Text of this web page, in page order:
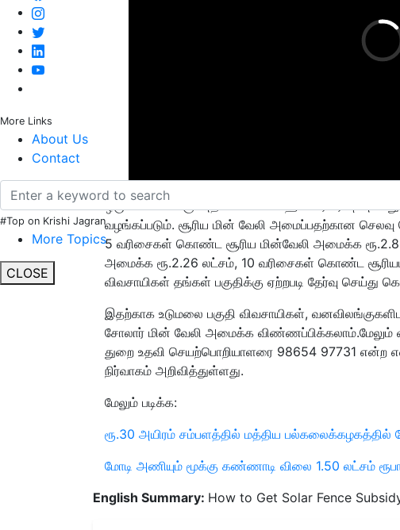
More Links
About Us
Contact
#Top on Krishi Jagran
More Topics
CLOSE
ஒரு விவசாயிக்கு அதிகபட்சம் 2 ஹெக்டேர் பரப்பு
வழங்கப்படும். சூரிய மின் வேலி அமைப்பதற்கான
5 வரிசைகள் கொண்ட சூரிய மின்வேலி அமைக்க
அமைக்க ரூ.2.26 லட்சம், 10 வரிசைகள் கொண்ட
விவசாயிகள் தங்கள் பகுதிக்கு ஏற்றபடி தேர்வு செய்து
இதற்காக உடுமலை பகுதி விவசாயிகள்,
சோலார் மின் வேலி அமைக்க விண்ணப்பிக்கலாம்.மேலும்
துறை உதவி செயற்பொறியாளரை 98654 97731
நிர்வாகம் அறிவித்துள்ளது.
மேலும் படிக்க:
ரூ.30 அயிரம் சம்பளத்தில் மத்திய பல்கலைக்கழகத்தில்
மோடி அணியும் மூக்கு கண்ணாடி விலை 1.50 லட்சம்
English Summary: How to Get Solar Fence